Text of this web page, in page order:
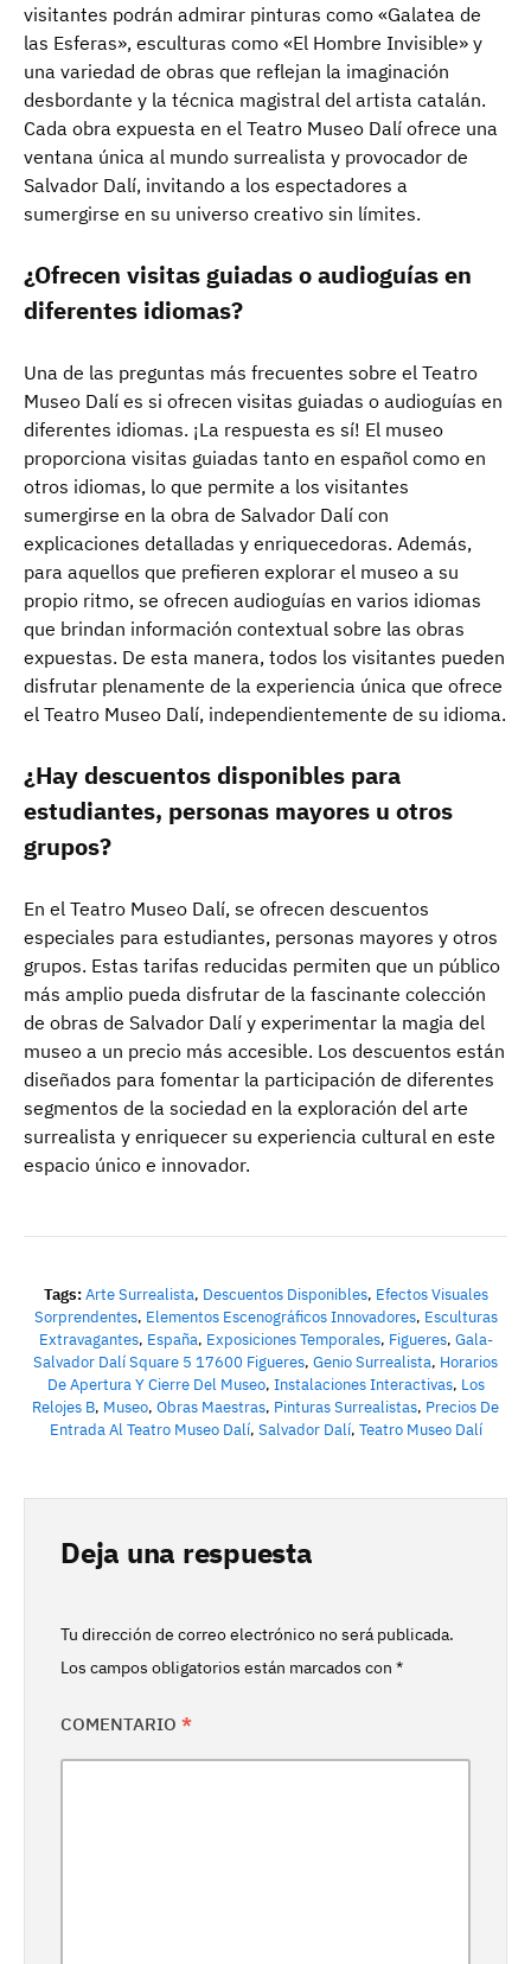
visitantes podrán admirar pinturas como «Galatea de
las Esferas», esculturas como «El Hombre Invisible» y
una variedad de obras que reflejan la imaginación
desbordante y la técnica magistral del artista catalán.
Cada obra expuesta en el Teatro Museo Dalí ofrece una
ventana única al mundo surrealista y provocador de
Salvador Dalí, invitando a los espectadores a
sumergirse en su universo creativo sin límites.
¿Ofrecen visitas guiadas o audioguías en
diferentes idiomas?
Una de las preguntas más frecuentes sobre el Teatro
Museo Dalí es si ofrecen visitas guiadas o audioguías en
diferentes idiomas. ¡La respuesta es sí! El museo
proporciona visitas guiadas tanto en español como en
otros idiomas, lo que permite a los visitantes
sumergirse en la obra de Salvador Dalí con
explicaciones detalladas y enriquecedoras. Además,
para aquellos que prefieren explorar el museo a su
propio ritmo, se ofrecen audioguías en varios idiomas
que brindan información contextual sobre las obras
expuestas. De esta manera, todos los visitantes pueden
disfrutar plenamente de la experiencia única que ofrece
el Teatro Museo Dalí, independientemente de su idioma.
¿Hay descuentos disponibles para
estudiantes, personas mayores u otros
grupos?
En el Teatro Museo Dalí, se ofrecen descuentos
especiales para estudiantes, personas mayores y otros
grupos. Estas tarifas reducidas permiten que un público
más amplio pueda disfrutar de la fascinante colección
de obras de Salvador Dalí y experimentar la magia del
museo a un precio más accesible. Los descuentos están
diseñados para fomentar la participación de diferentes
segmentos de la sociedad en la exploración del arte
surrealista y enriquecer su experiencia cultural en este
espacio único e innovador.
Tags: Arte Surrealista, Descuentos Disponibles, Efectos Visuales
Sorprendentes, Elementos Escenográficos Innovadores, Esculturas
Extravagantes, España, Exposiciones Temporales, Figueres, Gala-
Salvador Dalí Square 5 17600 Figueres, Genio Surrealista, Horarios
De Apertura Y Cierre Del Museo, Instalaciones Interactivas, Los
Relojes B, Museo, Obras Maestras, Pinturas Surrealistas, Precios De
Entrada Al Teatro Museo Dalí, Salvador Dalí, Teatro Museo Dalí
Deja una respuesta
Tu dirección de correo electrónico no será publicada.
Los campos obligatorios están marcados con *
COMENTARIO *